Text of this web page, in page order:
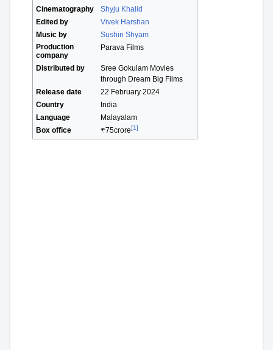
Cinematography
Shyju Khalid
Edited by
Vivek Harshan
Music by
Sushin Shyam
Production
company
Parava Films
Distributed by
Sree Gokulam Movies
through Dream Big Films
Release date
22 February 2024
Country
India
Language
Malayalam
Box office
₹75crore[1]